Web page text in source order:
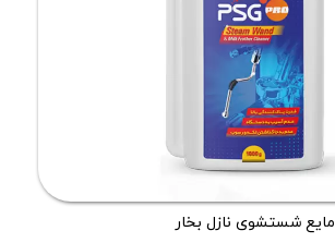
مایع شستشوی نازل بخار